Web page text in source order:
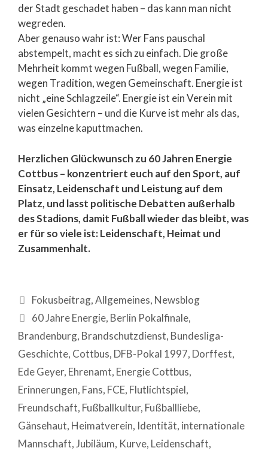
der Stadt geschadet haben – das kann man nicht
wegreden.
Aber genauso wahr ist: Wer Fans pauschal
abstempelt, macht es sich zu einfach. Die große
Mehrheit kommt wegen Fußball, wegen Familie,
wegen Tradition, wegen Gemeinschaft. Energie ist
nicht „eine Schlagzeile“. Energie ist ein Verein mit
vielen Gesichtern – und die Kurve ist mehr als das,
was einzelne kaputtmachen.
Herzlichen Glückwunsch zu 60 Jahren Energie
Cottbus – konzentriert euch auf den Sport, auf
Einsatz, Leidenschaft und Leistung auf dem
Platz, und lasst politische Debatten außerhalb
des Stadions, damit Fußball wieder das bleibt, was
er für so viele ist: Leidenschaft, Heimat und
Zusammenhalt.
Fokusbeitrag,Allgemeines, Newsblog
60 Jahre Energie, Berlin Pokalfinale,
Brandenburg, Brandschutzdienst, Bundesliga-
Geschichte, Cottbus, DFB-Pokal 1997, Dorffest,
Ede Geyer, Ehrenamt, Energie Cottbus,
Erinnerungen, Fans, FCE, Flutlichtspiel,
Freundschaft, Fußballkultur, Fußballliebe,
Gänsehaut, Heimatverein, Identität, internationale
Mannschaft,Jubiläum, Kurve, Leidenschaft,